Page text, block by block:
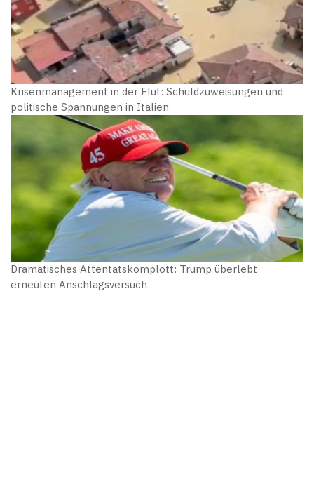
Krisenmanagement in der Flut: Schuldzuweisungen und
politische Spannungen in Italien
Dramatisches Attentatskomplott: Trump überlebt
erneuten Anschlagsversuch